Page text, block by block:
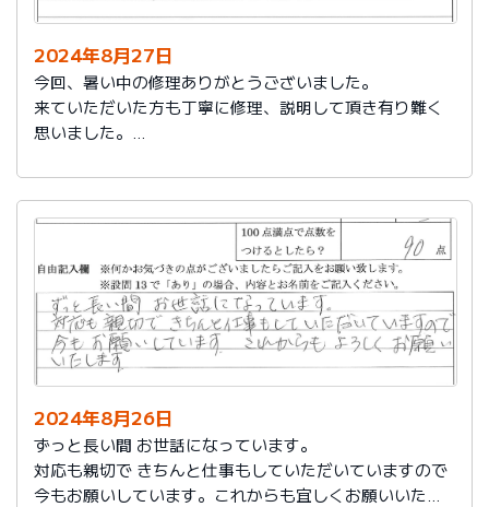
2024年8月27日
今回、暑い中の修理ありがとうございました。
来ていただいた方も丁寧に修理、説明して頂き有り難く
思いました。
2024年8月26日
ずっと長い間 お世話になっています。
対応も親切で きちんと仕事もしていただいていますので
今もお願いしています。これからも宜しくお願いいたし